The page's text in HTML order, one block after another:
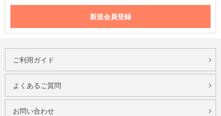
ご利用ガイド
よくあるご質問
お問い合わせ